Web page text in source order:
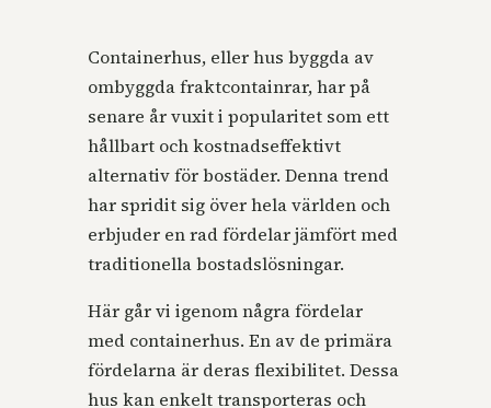
Containerhus, eller hus byggda av
ombyggda fraktcontainrar, har på
senare år vuxit i popularitet som ett
hållbart och kostnadseffektivt
alternativ för bostäder. Denna trend
har spridit sig över hela världen och
erbjuder en rad fördelar jämfört med
traditionella bostadslösningar.
Här går vi igenom några fördelar
med containerhus. En av de primära
fördelarna är deras flexibilitet. Dessa
hus kan enkelt transporteras och